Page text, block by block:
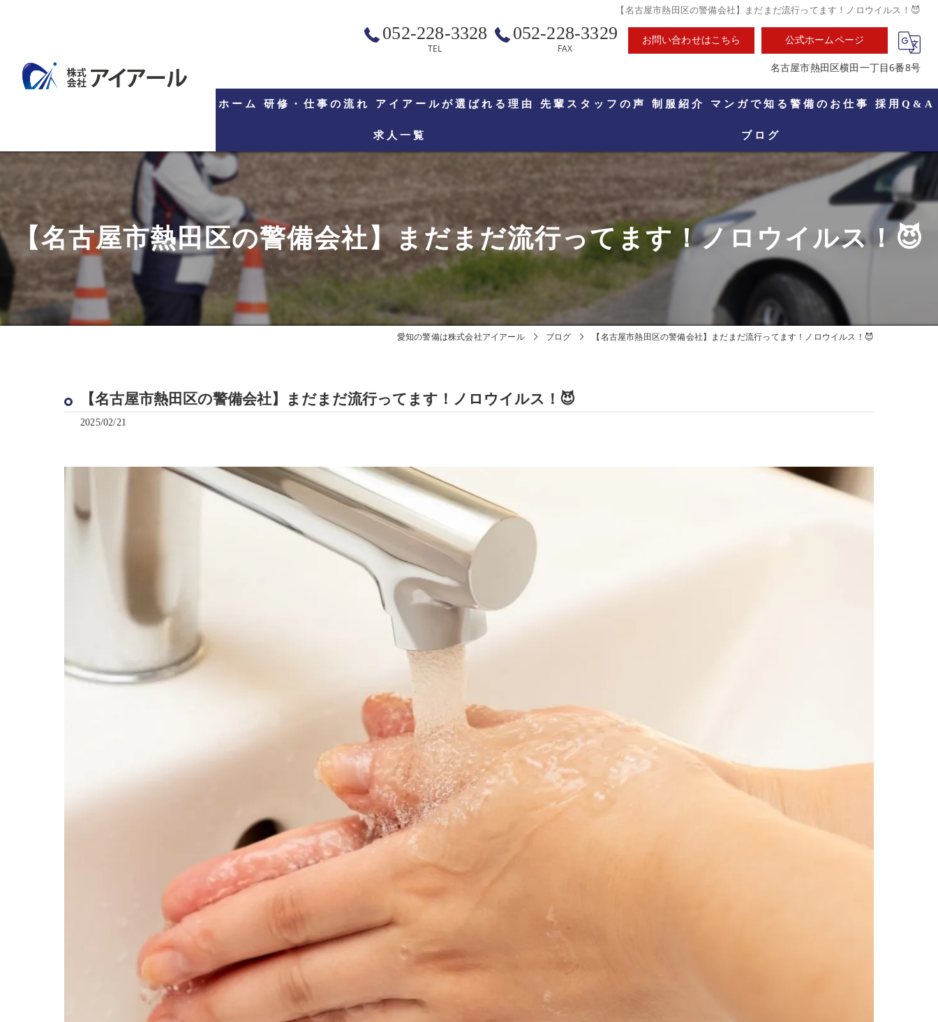
【名古屋市熱田区の警備会社】まだまだ流行ってます！ノロウイルス！😈
052-228-3328
TEL
052-228-3329
FAX
お問い合わせはこちら 公式ホームページ
名古屋市熱田区横田一丁目6番8号
ホーム 研修・仕事の流れ アイアールが選ばれる理由 先輩スタッフの声 制服紹介 マンガで知る警備のお仕事 採用Q&A
求人一覧 ブログ
【名古屋市熱田区の警備会社】まだまだ流行ってます！ノロウイルス！😈
愛知の警備は株式会社アイアール ブログ 【名古屋市熱田区の警備会社】まだまだ流行ってます！ノロウイルス！😈
【名古屋市熱田区の警備会社】まだまだ流行ってます！ノロウイルス！😈
2025/02/21